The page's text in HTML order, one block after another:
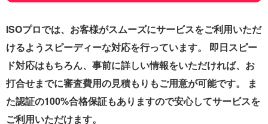
ISOプロでは、お客様がスムーズにサービスをご利用いただ
けるようスピーディーな対応を行っています。 即日スピー
ド対応はもちろん、事前に詳しい情報をいただければ、お
打合せまでに審査費用の見積もりもご用意が可能です。 ま
た認証の100%合格保証もありますので安心してサービスを
ご利用いただけます。